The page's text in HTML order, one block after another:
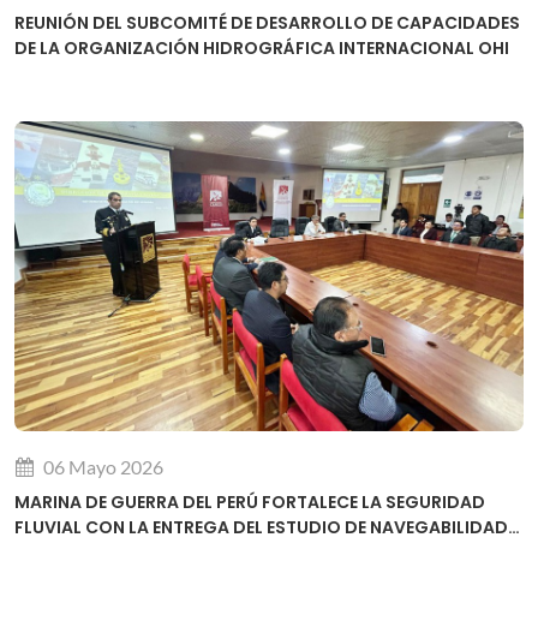
REUNIÓN DEL SUBCOMITÉ DE DESARROLLO DE CAPACIDADES
DE LA ORGANIZACIÓN HIDROGRÁFICA INTERNACIONAL OHI
06 Mayo 2026
MARINA DE GUERRA DEL PERÚ FORTALECE LA SEGURIDAD
FLUVIAL CON LA ENTREGA DEL ESTUDIO DE NAVEGABILIDAD